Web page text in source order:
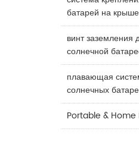
батарей на крыше
винт заземления
солнечной
плавающая
солнечных
Portable &